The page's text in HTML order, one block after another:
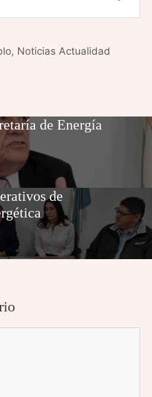
, Noticias Actualidad
de Energía
de